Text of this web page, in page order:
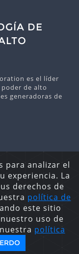
DE
es el líder
de alto
generadoras de
CookiesMapa
High Voltage
Reservados.
русский
para analizar el
experiencia. La
derechos de
política de
este sitio
uso de
política